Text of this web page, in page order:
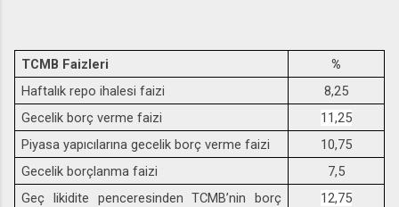
TCMB Faizleri
%
Haftalık repo ihalesi faizi
8,25
Gecelik borç verme faizi
11,25
Piyasa yapıcılarına gecelik borç verme faizi
10,75
Gecelik borçlanma faizi
7,5
Geç likidite penceresinden TCMB’nin borç
12,75